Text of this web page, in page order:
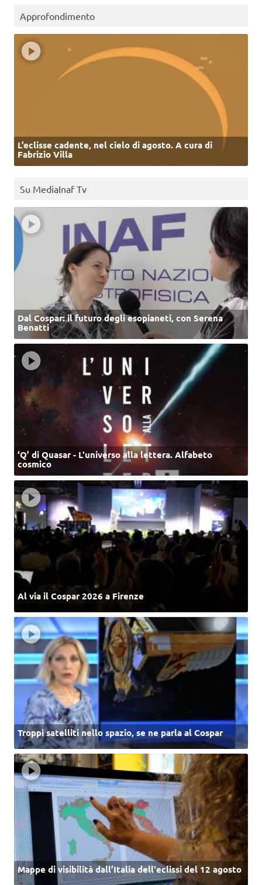
Approfondimento
L’eclisse cadente, nel cielo di agosto. A cura di
Fabrizio Villa
Su MediaInaf Tv
Dal Cospar: il futuro degli esopianeti, con Serena
Benatti
‘Q’ di Quasar - L'universo alla lettera. Alfabeto
cosmico
Al via il Cospar 2026 a Firenze
Troppi satelliti nello spazio, se ne parla al Cospar
Mappe di visibilità dall’Italia dell'eclissi del 12 agosto